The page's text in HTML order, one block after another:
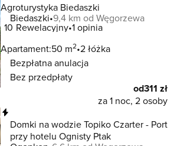
Agroturystyka Biedaszki
Biedaszki 9,4 km od Węgorzewa
10 Rewelacyjny 1 opinia
Apartament:50 m2 2 łóżka
Bezpłatna anulacja
Bez przedpłaty
od311 zł
za 1 noc, 2 osoby
Domki na wodzie Topiko Czarter - Port
przy hotelu Ognisty Ptak